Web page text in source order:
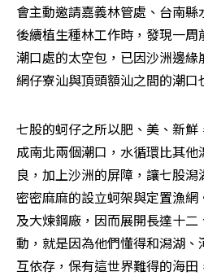
會主動邀請嘉義林管處、台南
後續植生種林工作時，發現一
潮口處的太空包，已因沙洲邊緣
網仔寮汕與頂頭額汕之間的潮口
七股的蚵仔之所以肥、美、新
成南北兩個潮口，水循環比其
良，加上沙洲的屏障，讓七股
密密麻麻的設立蚵架與定置漁
及大煉鋼廠，因而展開長達十
動，就是因為他們懂得和潟湖
互依存，保有這世界難得的海